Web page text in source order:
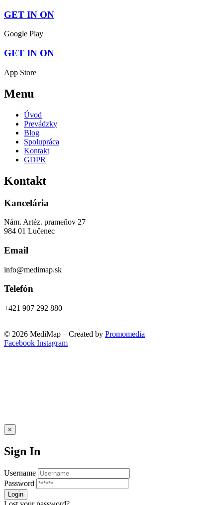
GET IN ON
Google Play
GET IN ON
App Store
Menu
Úvod
Prevádzky
Blog
Spolupráca
Kontakt
GDPR
Kontakt
Kancelária
Nám. Artéz. prameňov 27
984 01 Lučenec
Email
info@medimap.sk
Telefón
+421 907 292 880
© 2026 MediMap – Created by Promomedia
Facebook Instagram
×
Sign In
Username
Password